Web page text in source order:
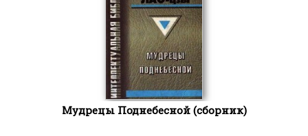
Мудрецы Поднебесной (сборник)